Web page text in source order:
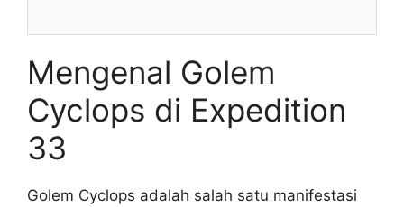
Mengenal Golem
Cyclops di Expedition
33
Golem Cyclops adalah salah satu manifestasi